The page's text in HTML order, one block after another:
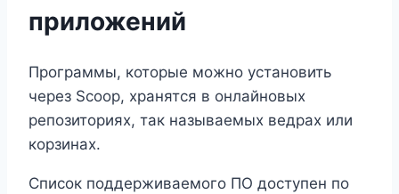
приложений
Программы, которые можно установить
через Scoop, хранятся в онлайновых
репозиториях, так называемых ведрах или
корзинах.
Список поддерживаемого ПО доступен по